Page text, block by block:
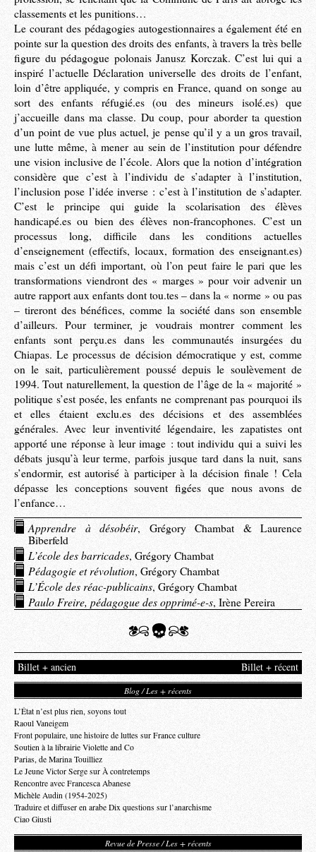
classements et les punitions…
Le courant des pédagogies autogestionnaires a également été en
pointe sur la question des droits des enfants, à travers la très belle
figure du pédagogue polonais Janusz Korczak. C’est lui qui a
inspiré l’actuelle Déclaration universelle des droits de l’enfant,
loin d’être appliquée, y compris en France, quand on songe au
sort des enfants réfugié.es (ou des mineurs isolé.es) que
j’accueille dans ma classe. Du coup, pour aborder ta question
d’un point de vue plus actuel, je pense qu’il y a un gros travail,
une lutte même, à mener au sein de l’institution pour défendre
une vision inclusive de l’école. Alors que la notion d’intégration
considère que c’est à l’individu de s’adapter à l’institution,
l’inclusion pose l’idée inverse : c’est à l’institution de s’adapter.
C’est le principe qui guide la scolarisation des élèves
handicapé.es ou bien des élèves non-francophones. C’est un
processus long, difficile dans les conditions actuelles
d’enseignement (effectifs, locaux, formation des enseignant.es)
mais c’est un défi important, où l’on peut faire le pari que les
transformations viendront des « marges » pour voir advenir un
autre rapport aux enfants dont tou.tes – dans la « norme » ou pas
– tireront des bénéfices, comme la société dans son ensemble
d’ailleurs. Pour terminer, je voudrais montrer comment les
enfants sont perçu.es dans les communautés insurgées du
Chiapas. Le processus de décision démocratique y est, comme
on le sait, particulièrement poussé depuis le soulèvement de
1994. Tout naturellement, la question de l’âge de la « majorité »
politique s’est posée, les enfants ne comprenant pas pourquoi ils
et elles étaient exclu.es des décisions et des assemblées
générales. Avec leur inventivité légendaire, les zapatistes ont
apporté une réponse à leur image : tout individu qui a suivi les
débats jusqu’à leur terme, parfois jusque tard dans la nuit, sans
s’endormir, est autorisé à participer à la décision finale ! Cela
dépasse les conceptions souvent figées que nous avons de
l’enfance…
Apprendre à désobéir, Grégory Chambat & Laurence
Biberfeld
L’école des barricades, Grégory Chambat
Pédagogie et révolution, Grégory Chambat
L’École des réac-publicains, Grégory Chambat
Paulo Freire, pédagogue des opprimé-e-s, Irène Pereira
Billet + récent
Billet + ancien
Blog / Les + récents
L’État n’est plus rien, soyons tout
Raoul Vaneigem
Front populaire, une histoire de luttes sur France culture
Soutien à la librairie Violette and Co
Parias, de Marina Touilliez
Le Jeune Victor Serge sur À contretemps
Rencontre avec Francesca Abanese
Michèle Audin (1954-2025)
Traduire et diffuser en arabe Dix questions sur l’anarchisme
Ciao Giusti
Revue de Presse / Les + récents